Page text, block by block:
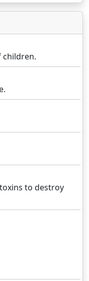
children.
to destroy